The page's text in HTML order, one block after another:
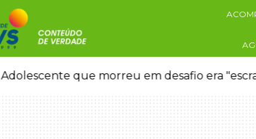
Adolescente que morreu em desafio era